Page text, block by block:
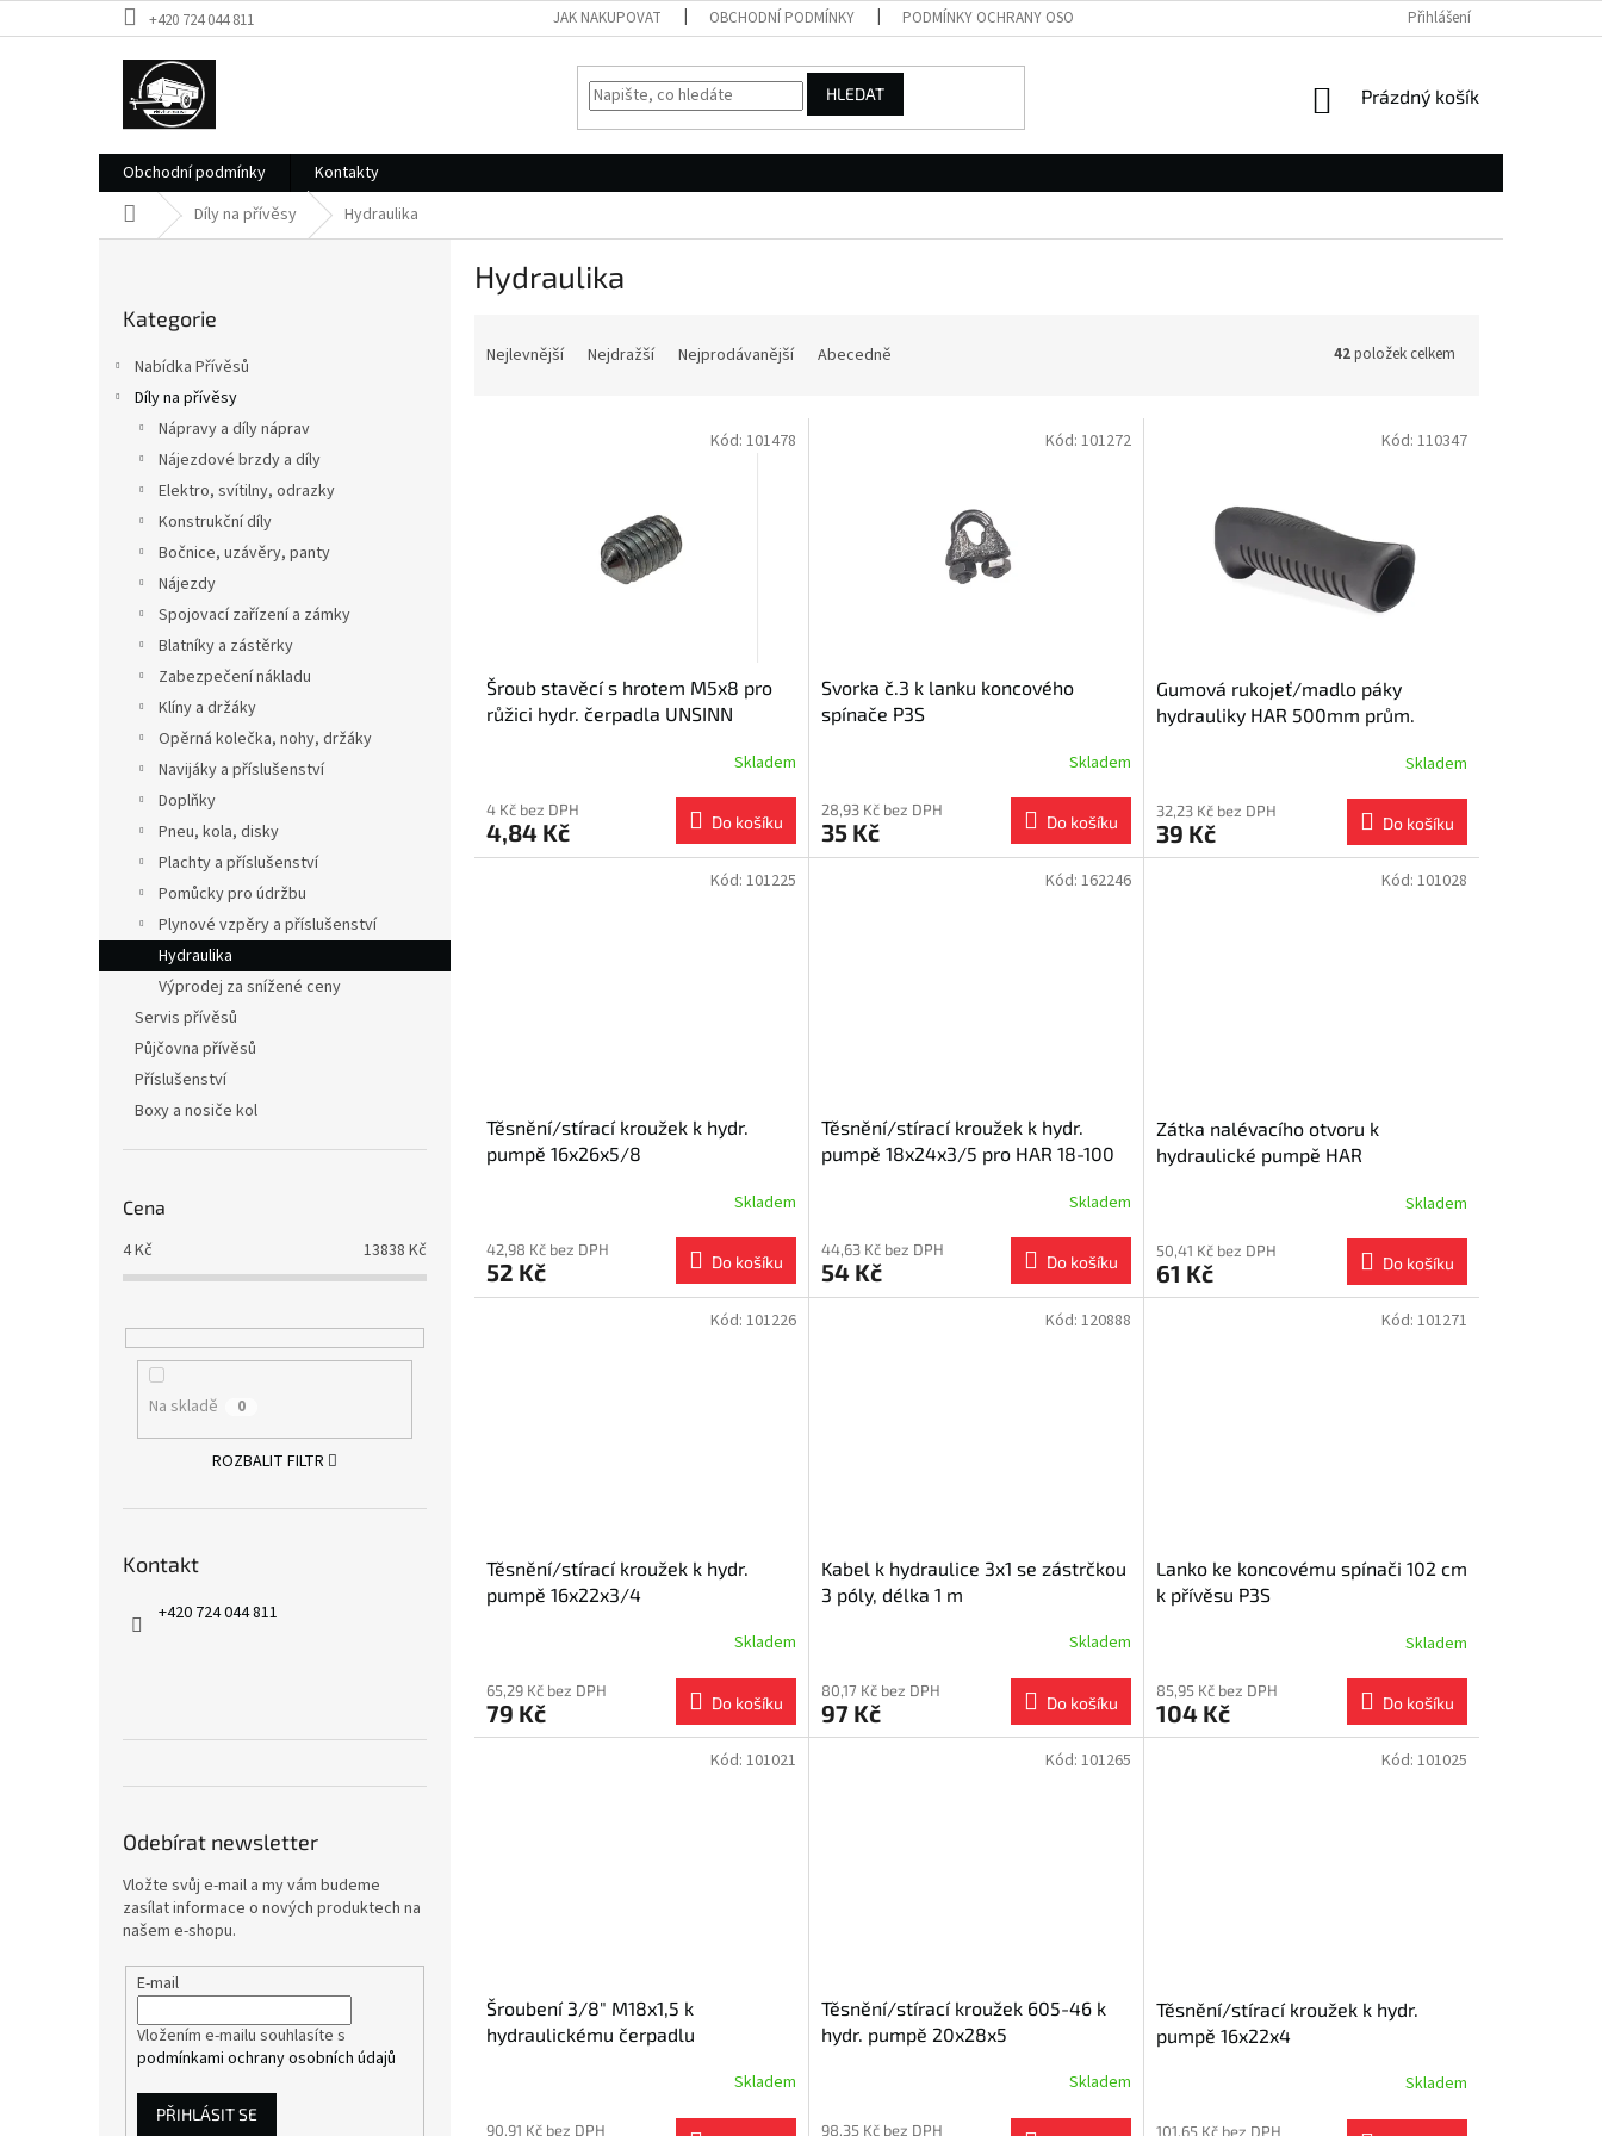
na
+420 724 044 811 JAK NAKUPOVAT OBCHODNÍ PODMÍNKY PODMÍNKY OCHRANY OSOBNÍCH ÚDAJŮ Přihlášení
HLEDAT
NÁKUPNÍ
Prázdný košík
Obchodní podmínky
Kontakty
Domů Díly na přívěsy Hydraulika
kategorie
Kategorie
Nabídka Přívěsů
Díly na přívěsy
Nápravy a díly náprav
Nájezdové brzdy a díly
Elektro, svítilny, odrazky
Konstrukční díly
Bočnice, uzávěry, panty
Nájezdy
Spojovací zařízení a zámky
Blatníky a zástěrky
Zabezpečení nákladu
Klíny a držáky
Opěrná kolečka, nohy, držáky
Navijáky a příslušenství
Doplňky
Pneu, kola, disky
Plachty a příslušenství
Pomůcky pro údržbu
Plynové vzpěry a příslušenství
Hydraulika
Výprodej za snížené ceny
Servis přívěsů
Půjčovna přívěsů
Příslušenství
Boxy a nosiče kol
Cena
4Kč 13838 Kč
Na skladě 0
ROZBALIT FILTR
Kontakt
+420 724 044 811
Odebírat newsletter
Vložte svůj e-mail a my vám budeme
zasílat informace o nových produktech na
našem e-shopu.
E-mail
Vložením e-mailu souhlasíte s
podmínkami ochrany osobních údajů
PŘIHLÁSIT SE
Hydraulika
Nejlevnější Nejdražší Nejprodávanější Abecedně 42položek celkem
Šroub stavěcí s hrotem M5x8 pro
růžici hydr. čerpadla UNSINN
Skladem
4 Kč bez DPH
4,84 Kč Do košíku
Kód: 101478
Svorka č.3 k lanku koncového
spínače P3S
Skladem
28,93 Kč bez DPH
35 Kč Do košíku
Kód: 101272
Gumová rukojeť/madlo páky
hydrauliky HAR 500mm prům.
Skladem
32,23 Kč bez DPH
39 Kč Do košíku
Kód: 110347
Těsnění/stírací kroužek k hydr.
pumpě 16x26x5/8
Skladem
42,98 Kč bez DPH
52 Kč Do košíku
Kód: 101225
Těsnění/stírací kroužek k hydr.
pumpě 18x24x3/5 pro HAR 18-100
Skladem
44,63 Kč bez DPH
54 Kč Do košíku
Kód: 162246
Zátka nalévacího otvoru k
hydraulické pumpě HAR
Skladem
50,41 Kč bez DPH
61 Kč Do košíku
Kód: 101028
Těsnění/stírací kroužek k hydr.
pumpě 16x22x3/4
Skladem
65,29 Kč bez DPH
79 Kč Do košíku
Kód: 101226
Kabel k hydraulice 3x1 se zástrčkou
3 póly, délka 1 m
Skladem
80,17 Kč bez DPH
97 Kč Do košíku
Kód: 120888
Lanko ke koncovému spínači 102 cm
k přívěsu P3S
Skladem
85,95 Kč bez DPH
104 Kč Do košíku
Kód: 101271
Šroubení 3/8" M18x1,5 k
hydraulickému čerpadlu
Skladem
90,91 Kč bez DPH
Kód: 101021
Těsnění/stírací kroužek 605-46 k
hydr. pumpě 20x28x5
Skladem
98,35 Kč bez DPH
Kód: 101265
Těsnění/stírací kroužek k hydr.
pumpě 16x22x4
Skladem
101,65 Kč bez DPH
Kód: 101025